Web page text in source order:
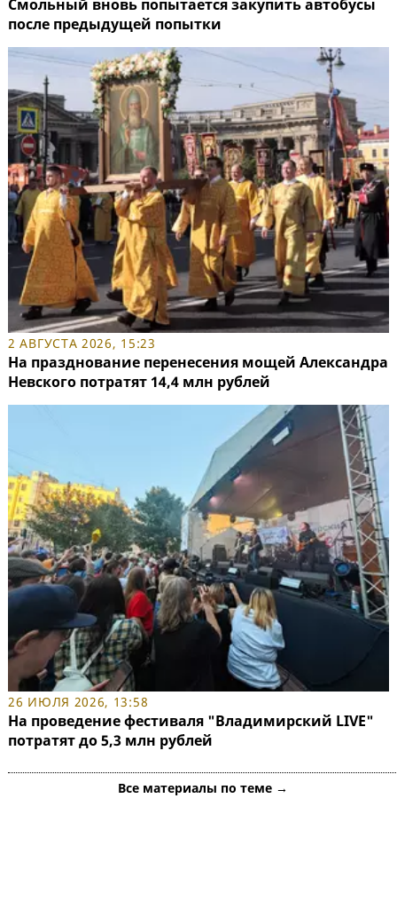
Смольный вновь попытается закупить автобусы
после предыдущей попытки
2 АВГУСТА 2026, 15:23
На празднование перенесения мощей Александра
Невского потратят 14,4 млн рублей
26 ИЮЛЯ 2026, 13:58
На проведение фестиваля "Владимирский LIVE"
потратят до 5,3 млн рублей
Все материалы по теме →